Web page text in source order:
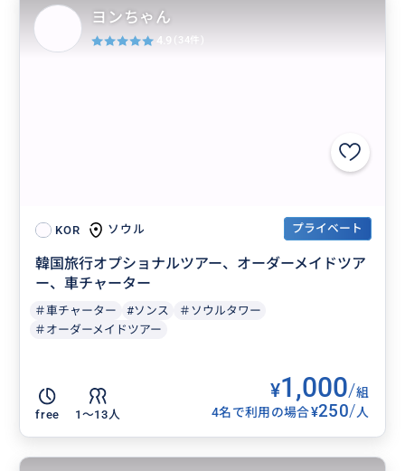
KOR ソウル プライベート
韓国旅行オプショナルツアー、オーダーメイドツア
ー、車チャーター
＃車チャーター #ソンス
＃ソウルタワー
＃オーダーメイドツアー
free 1〜13人
¥1,000/組
4名で利用の場合¥250/人
ヨンちゃん
4.9 (34件)